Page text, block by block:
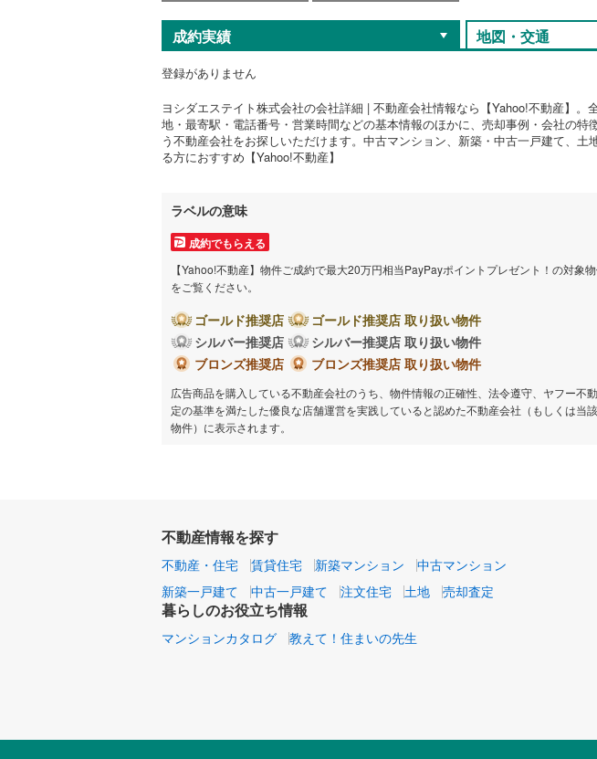
成約実績 地図・交通
登録がありません
ヨシダエステイト株式会社の会社詳細 | 不動産会社情報なら【Yahoo!不動産】。
地・最寄駅・電話番号・営業時間などの基本情報のほかに、売却事例・会社の特
う不動産会社をお探しいただけます。中古マンション、新築・中古一戸建て、土
る方におすすめ【Yahoo!不動産】
ラベルの意味
成約でもらえる
【Yahoo!不動産】物件ご成約で最大20万円相当PayPayポイントプレゼント！の対象
をご覧ください。
ゴールド推奨店
ゴールド推奨店 取り扱い物件
シルバー推奨店
シルバー推奨店 取り扱い物件
ブロンズ推奨店
ブロンズ推奨店 取り扱い物件
広告商品を購入している不動産会社のうち、物件情報の正確性、法令遵守、ヤフー不
定の基準を満たした優良な店舗運営を実践していると認めた不動産会社（もしくは当
物件）に表示されます。
不動産情報を探す
不動産・住宅 賃貸住宅 新築マンション
中古マンション
新築一戸建て
中古一戸建て 注文住宅 土地 売却査定
暮らしのお役立ち情報
マンションカタログ 教えて！住まいの先生